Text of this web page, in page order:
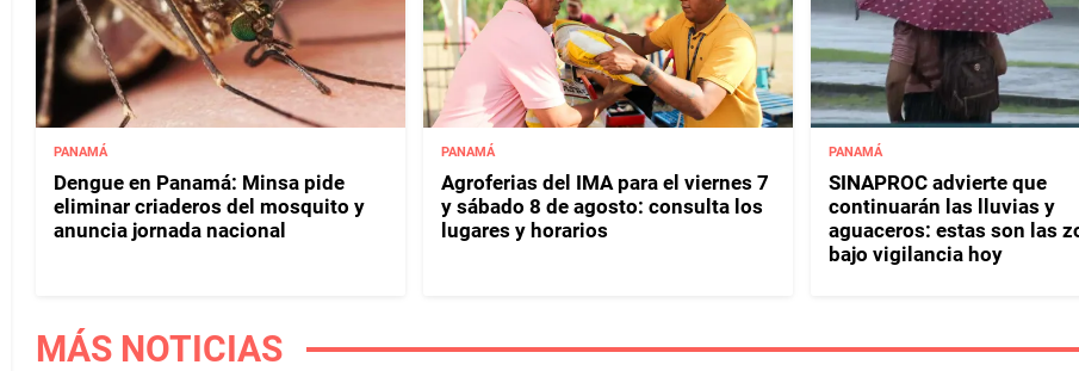
PANAMÁ
Dengue en Panamá: Minsa pide
eliminar criaderos del mosquito y
anuncia jornada nacional
PANAMÁ
Agroferias del IMA para el viernes 7
y sábado 8 de agosto: consulta los
lugares y horarios
PANAMÁ
SINAPROC advierte que
continuarán las lluvias y
aguaceros: estas son las
bajo vigilancia hoy
MÁS NOTICIAS